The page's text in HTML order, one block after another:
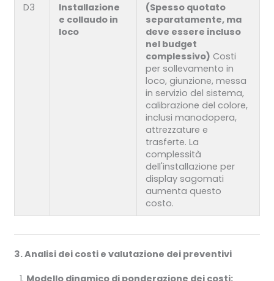
D3
Installazione
e collaudo in
loco
(Spesso quotato
separatamente, ma
deve essere incluso
nel budget
complessivo) Costi
per sollevamento in
loco, giunzione, messa
in servizio del sistema,
calibrazione del colore,
inclusi manodopera,
attrezzature e
trasferte. La
complessità
dell'installazione per
display sagomati
aumenta questo
costo.
3. Analisi dei costi e valutazione dei preventivi
Modello dinamico di ponderazione dei costi: